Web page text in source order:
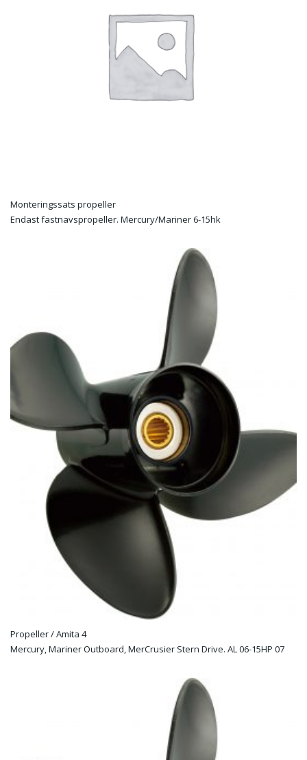
Monteringssats propeller
Endast fastnavspropeller. Mercury/Mariner 6-15hk
Propeller / Amita 4
Mercury, Mariner Outboard, MerCrusier Stern Drive. AL 06-15HP 07